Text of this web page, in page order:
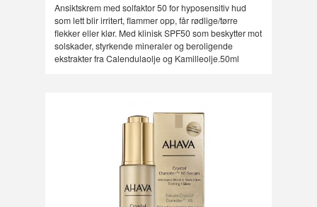
Ansiktskrem med solfaktor 50 for hyposensitiv hud
som lett blir irritert, flammer opp, får rødlige/tørre
flekker eller klør. Med klinisk SPF50 som beskytter mot
solskader, styrkende mineraler og beroligende
ekstrakter fra Calendulaolje og Kamilleolje.50ml